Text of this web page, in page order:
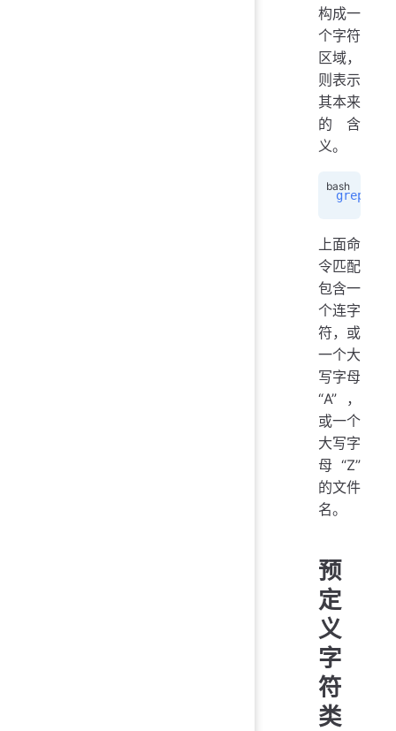
构成一
个字符
区域，
则表示
其本来
的含
义。
grep
上面命
令匹配
包含一
个连字
符，或
一个大
写字母
“A”，
或一个
大写字
母“Z”
的文件
名。
预
定
义
字
符
类